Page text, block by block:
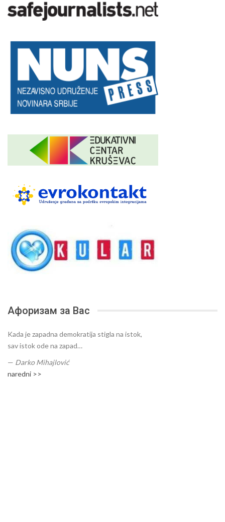
Афоризам за Вас
Kada je zapadna demokratija stigla na istok,
sav istok ode na zapad…
— Darko Mihajlović
naredni >>